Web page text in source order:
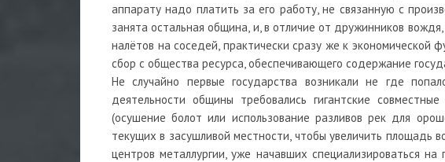
аппарату надо платить за его работу, не связанную с
занята остальная община, и, в отличие от дружинников
налётов на соседей, практически сразу же к экономической
сбор с общества ресурса, обеспечивающего содержание
Не случайно первые государства возникали не где
деятельности общины требовались гигантские
(осушение болот или использование разливов рек для
текущих в засушливой местности, чтобы увеличить площадь
центров металлургии, уже начавших специализироваться